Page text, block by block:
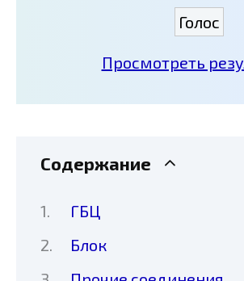
Просмотреть
Содержание
ГБЦ
Блок